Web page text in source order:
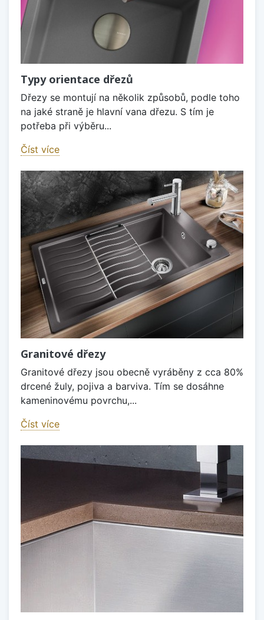
Typy orientace dřezů
Dřezy se montují na několik způsobů, podle toho
na jaké straně je hlavní vana dřezu. S tím je
potřeba při výběru...
Číst více
Granitové dřezy
Granitové dřezy jsou obecně vyráběny z cca 80%
drcené žuly, pojiva a barviva. Tím se dosáhne
kameninovému povrchu,...
Číst více